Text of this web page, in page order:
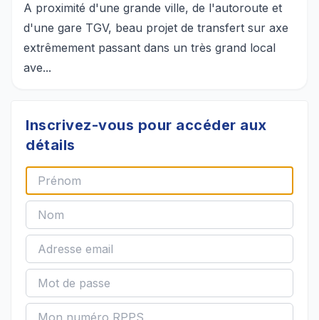
A proximité d'une grande ville, de l'autoroute et
d'une gare TGV, beau projet de transfert sur axe
extrêmement passant dans un très grand local
ave...
Inscrivez-vous pour accéder aux
détails